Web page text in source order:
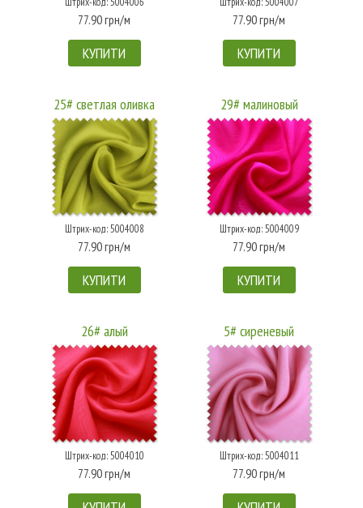
77.90 грн/м
КУПИТИ
77.90 грн/м
КУПИТИ
25# светлая оливка
Штрих-код: 5004008
77.90 грн/м
КУПИТИ
29# малиновый
Штрих-код: 5004009
77.90 грн/м
КУПИТИ
26# алый
Штрих-код: 5004010
77.90 грн/м
5# сиреневый
Штрих-код: 5004011
77.90 грн/м